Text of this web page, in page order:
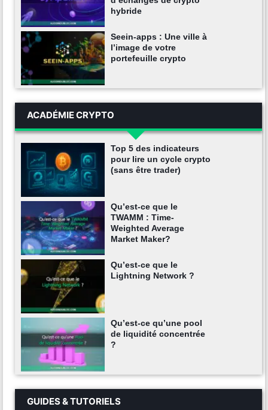
hybride
Seein-apps : Une ville à
l’image de votre
portefeuille crypto
ACADÉMIE CRYPTO
Top 5 des indicateurs
pour lire un cycle crypto
(sans être trader)
Qu’est-ce que le
TWAMM : Time-
Weighted Average
Market Maker?
Qu’est-ce que le
Lightning Network ?
Qu’est-ce qu’une pool
de liquidité concentrée
?
GUIDES & TUTORIELS